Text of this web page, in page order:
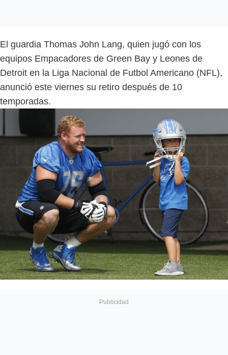
El guardia Thomas John Lang, quien jugó con los
equipos Empacadores de Green Bay y Leones de
Detroit en la Liga Nacional de Futbol Americano (NFL),
anunció este viernes su retiro después de 10
temporadas.